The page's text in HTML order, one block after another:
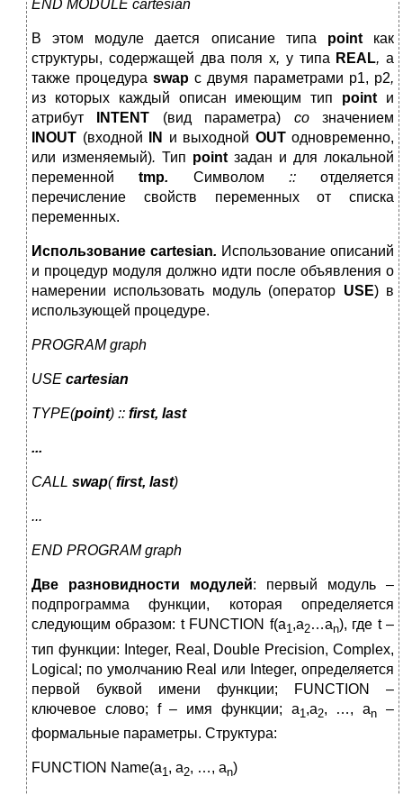
END MODULE cartesian
В этом модуле дается описание типа point
как
структуры, содержащей два поля x, y типа REAL, а
также процедура swap с двумя параметрами p1, p2,
из которых каждый описан имеющим тип point
и
атрибут
INTENT (вид параметра) созначением
INOUT (входной IN и выходной OUTодновременно,
или изменяемый). Тип point задан и для локальной
переменной
tmp. Символом :: отделяется
перечисление свойств переменных от списка
переменных.
Использование cartesian. Использование описаний
и процедур модуля должно идти после объявления о
намерении использовать модуль (оператор USE) в
использующей процедуре.
PROGRAM graph
USE cartesian
TYPE(point) :: first, last
...
CALL swap(first, last)
...
END PROGRAM graph
Две разновидности модулей: первый модуль –
подпрограмма функции, которая определяется
следующим образом: t FUNCTION f(a1,a2…an), где t –
тип функции: Integer, Real, Double Precision, Complex,
Logical; по умолчанию Real или Integer, определяется
первой буквой имени функции; FUNCTION –
ключевое слово; f – имя функции; a1 ,a2, …, an
–
формальные параметры. Структура:
FUNCTION Name(a1 , a2, …, an)